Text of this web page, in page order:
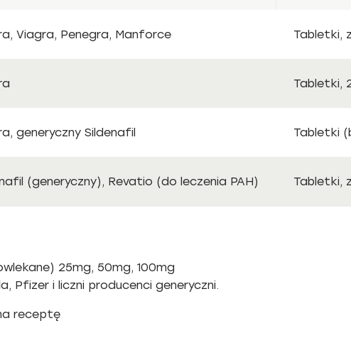
Viagra, Penegra, Manforce Tabletki,
Tabletki,
generyczny Sildenafil Tabletki
(generyczny), Revatio (do leczenia PAH) Tabletki,
25mg, 50mg, 100mg
Pfizer i liczni producenci generyczni.
receptę